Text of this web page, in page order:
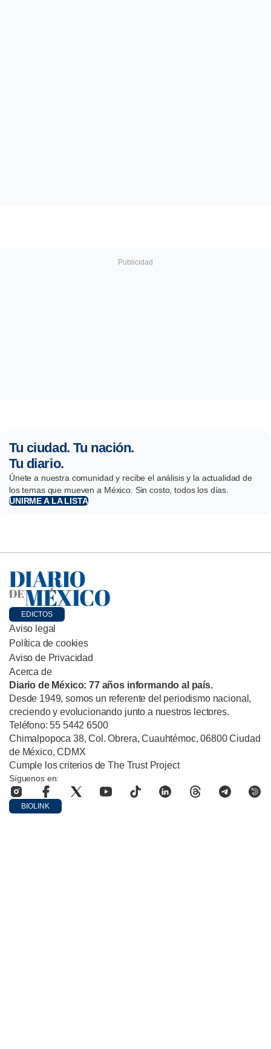
Tu ciudad. Tu nación.
Tu diario.
Únete a nuestra comunidad y recibe el análisis y la actualidad de
los temas que mueven a México. Sin costo, todos los días.
UNIRME A LA LISTA
EDICTOS
Aviso legal
Política de cookies
Aviso de Privacidad
Acerca de
Diario de México: 77 años informando al país.
Desde 1949, somos un referente del periodismo nacional,
creciendo y evolucionando junto a nuestros lectores.
Teléfono: 55 5442 6500
Chimalpopoca 38, Col. Obrera, Cuauhtémoc, 06800 Ciudad
de México, CDMX
Cumple los criterios de The Trust Project
Síguenos en:
BIOLINK